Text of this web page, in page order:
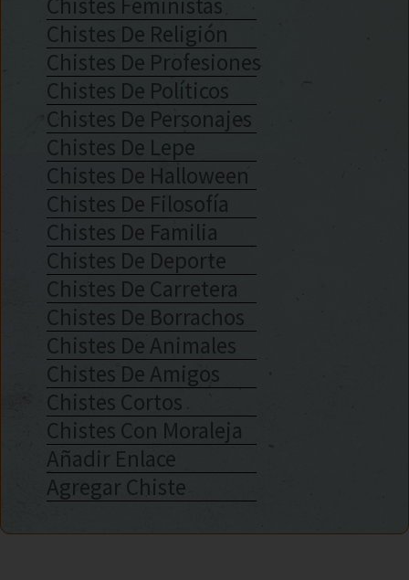
Chistes De Religión
Chistes De Profesiones
Chistes De Políticos
Chistes De Personajes
Chistes De Lepe
Chistes De Halloween
Chistes De Filosofía
Chistes De Familia
Chistes De Deporte
Chistes De Carretera
Chistes De Borrachos
Chistes De Animales
Chistes De Amigos
Chistes Cortos
Chistes Con Moraleja
Añadir Enlace
Agregar Chiste